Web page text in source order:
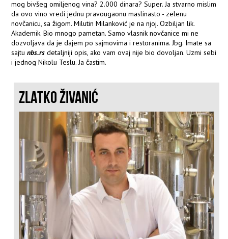
mog bivšeg omiljenog vina? 2.000 dinara? Super. Ja stvarno mislim
da ovo vino vredi jednu pravougaonu maslinasto - zelenu
novčanicu, sa žigom. Milutin Milanković je na njoj. Ozbiljan lik.
Akademik. Bio mnogo pametan. Samo vlasnik novčanice mi ne
dozvoljava da je dajem po sajmovima i restoranima. Jbg. Imate sa
sajtunbs.rs detaljniji opis, ako vam ovaj nije bio dovoljan. Uzmi sebi
i jednog Nikolu Teslu. Ja častim.
ZLATKO ŽIVANIĆ